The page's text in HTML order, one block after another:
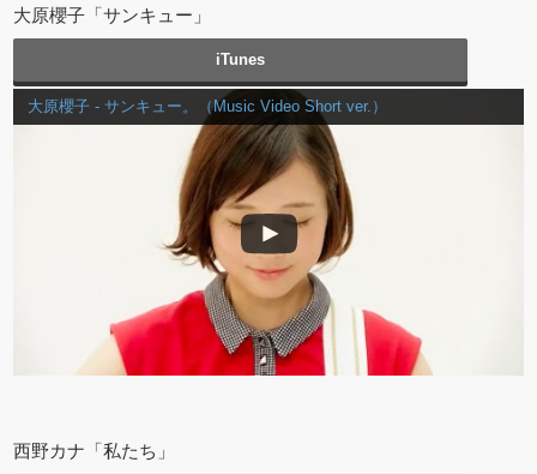
大原櫻子「サンキュー」
iTunes
大原櫻子 - サンキュー。（Music Video Short ver.）
西野カナ「私たち」